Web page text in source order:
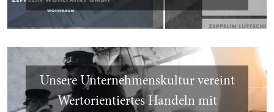
Unsere Unternehmenskultur vereint
Wertorientiertes Handeln mit